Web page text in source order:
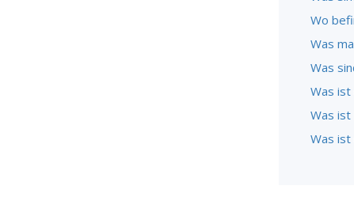
Wo
Was
Was
Was
Was ist
Was ist